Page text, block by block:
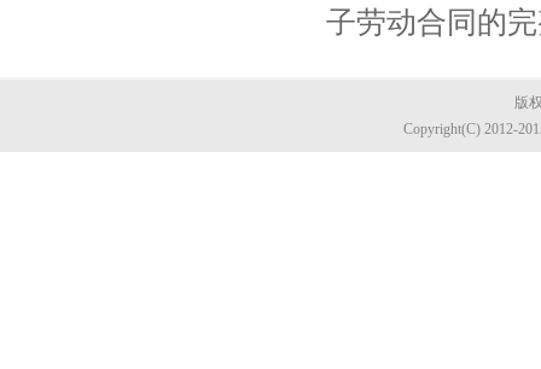
子劳动合同的
版
Copyright(C) 2012-